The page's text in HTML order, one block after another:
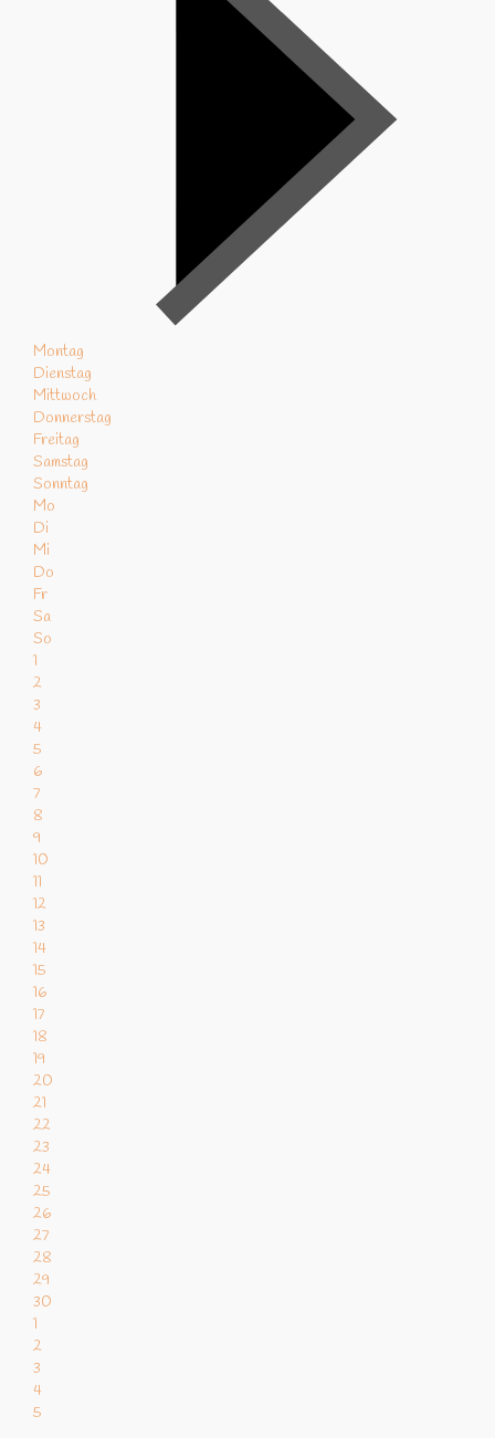
Montag
Dienstag
Mittwoch
Donnerstag
Freitag
Samstag
Sonntag
Mo
Di
Mi
Do
Fr
Sa
So
1
2
3
4
5
6
7
8
9
10
11
12
13
14
15
16
17
18
19
20
21
22
23
24
25
26
27
28
29
30
1
2
3
4
5